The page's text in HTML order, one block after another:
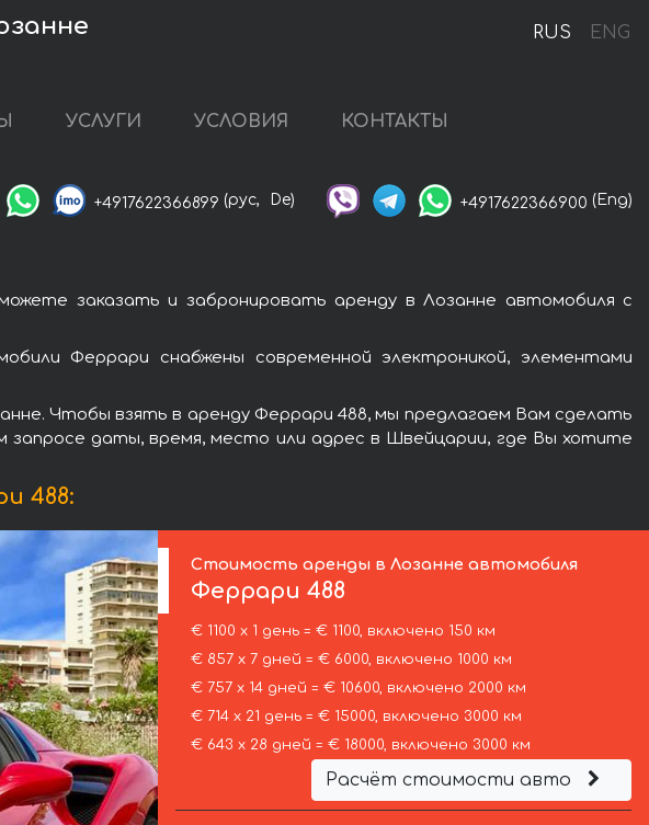
RUS ENG
УСЛУГИ УСЛОВИЯ КОНТАКТЫ
+4917622366899 (рус, De) +4917622366900 (Eng)
заказать и забронировать аренду в Лозанне автомобиля с
Феррари снабжены современной электроникой, элементами
Чтобы взять в аренду Феррари 488, мы предлагаем Вам сделать
запросе даты, время, место или адрес в Швейцарии, где Вы хотите
488:
Стоимость аренды в Лозанне автомобиля
Феррари 488
€ 1100 х 1 день = € 1100, включено 150 км
€ 857 х 7 дней = € 6000, включено 1000 км
€ 757 х 14 дней = € 10600, включено 2000 км
€ 714 х 21 день = € 15000, включено 3000 км
€ 643 х 28 дней = € 18000, включено 3000 км
Расчёт стоимости авто